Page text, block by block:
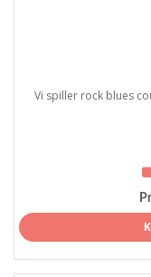
Vi spiller rock blues